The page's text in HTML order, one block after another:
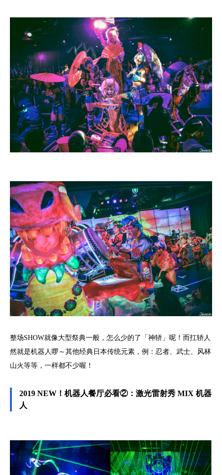
整场SHOW就像大型祭典一般，怎么少的了「神轿」呢！而扛轿人
然就是机器人啰～其他经典日本传统元素，例：忍者、武士、风林
山火等等，一样都不少喔！
2019 NEW！机器人餐厅必看②：激光雷射秀 MIX 机器
人